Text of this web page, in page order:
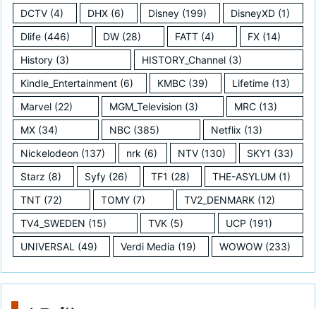
DCTV (4) DHX (6) Disney (199) DisneyXD (1)
Dlife (446) DW (28) FATT(4) FX(14)
History (3) HISTORY_Channel(3)
Kindle_Entertainment (6) KMBC (39) Lifetime (13)
Marvel (22) MGM_Television(3) MRC (13)
MX (34) NBC (385) Netflix (13)
Nickelodeon (137) nrk(6) NTV (130) SKY1 (33)
Starz (8) Syfy(26) TF1 (28) THE-ASYLUM (1)
TNT (72) TOMY (7) TV2_DENMARK (12)
TV4_SWEDEN (15) TVK (5) UCP (191)
UNIVERSAL (49) Verdi Media (19) WOWOW (233)